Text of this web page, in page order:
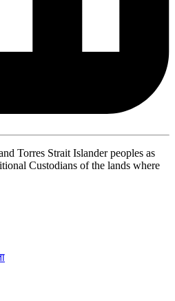
Torres Strait Islander peoples as
Custodians of the lands where